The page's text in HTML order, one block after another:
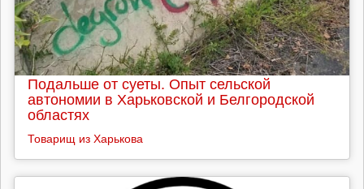
Подальше от суеты. Опыт сельской
автономии в Харьковской и Белгородской
областях
Товарищ из Харькова